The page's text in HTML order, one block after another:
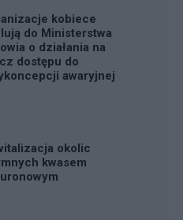
kobiece
do Ministerstwa
o działania na
dostępu do
awaryjnej
okolic
kwasem